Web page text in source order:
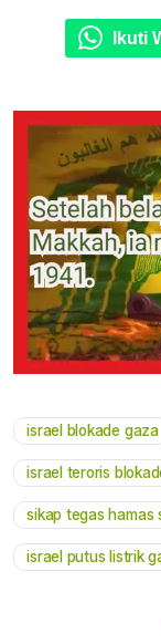
Ikuti
israel blokade gaza
israel teroris
sikap tegas hamas
israel putus listrik